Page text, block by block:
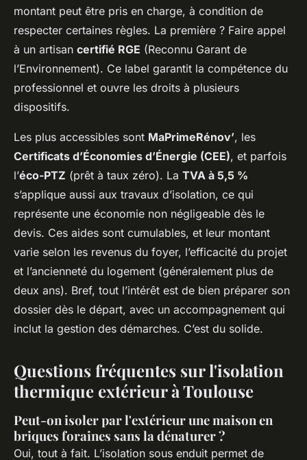
montant peut être pris en charge, à condition de
respecter certaines règles. La première ? Faire appel
à un artisan certifié RGE (Reconnu Garant de
l’Environnement). Ce label garantit la compétence du
professionnel et ouvre les droits à plusieurs
dispositifs.
Les plus accessibles sont MaPrimeRénov’, les
Certificats d’Économies d’Énergie (CEE), et parfois
l’éco-PTZ (prêt à taux zéro). La TVA à 5,5 %
s’applique aussi aux travaux d’isolation, ce qui
représente une économie non négligeable dès le
devis. Ces aides sont cumulables, et leur montant
varie selon les revenus du foyer, l’efficacité du projet
et l’ancienneté du logement (généralement plus de
deux ans). Bref, tout l’intérêt est de bien préparer son
dossier dès le départ, avec un accompagnement qui
inclut la gestion des démarches. C’est du solide.
Questions fréquentes sur l'isolation
thermique extérieur à Toulouse
Peut-on isoler par l'extérieur une maison en
briques foraines sans la dénaturer ?
Oui, tout à fait. L’isolation sous enduit permet de